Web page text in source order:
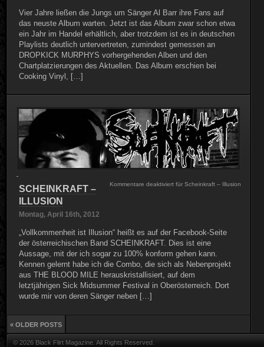
Vier Jahre ließen die Jungs um Sänger Al Barr ihre Fans auf
das neuste Album warten. Jetzt ist das Album zwar schon etwa
ein Jahr im Handel erhältlich, aber trotzdem ist es in deutschen
Playlists deutlich untervertreten, zumindest gemessen an
DROPKICK MURPHYS vorhergehenden Alben und den
Chartplatzierungen des Aktuellen. Das Album erschien bei
Cooking Vinyl, […]
Kommentare deaktiviert für Scheinkraft – Illusion
SCHEINKRAFT –
ILLUSION
Montag, April 16th, 2012
„Vollkommenheit ist Illusion“ heißt es auf der Facebook-Seite
der österreichischen Band SCHEINKRAFT. Dies ist eine
Aussage, mit der ich sogar zu 100% konform gehen kann.
Kennen gelernt habe ich die Combo, die sich als Nebenprojekt
aus THE BLOOD MILE herauskristallisiert, auf dem
letztjährigen Sick Midsummer Festival in Oberösterreich. Dort
wurde mir von deren Sänger neben […]
« OLDER POSTS
© 2026 Black Flirt Magazine. All Rights Reserved.